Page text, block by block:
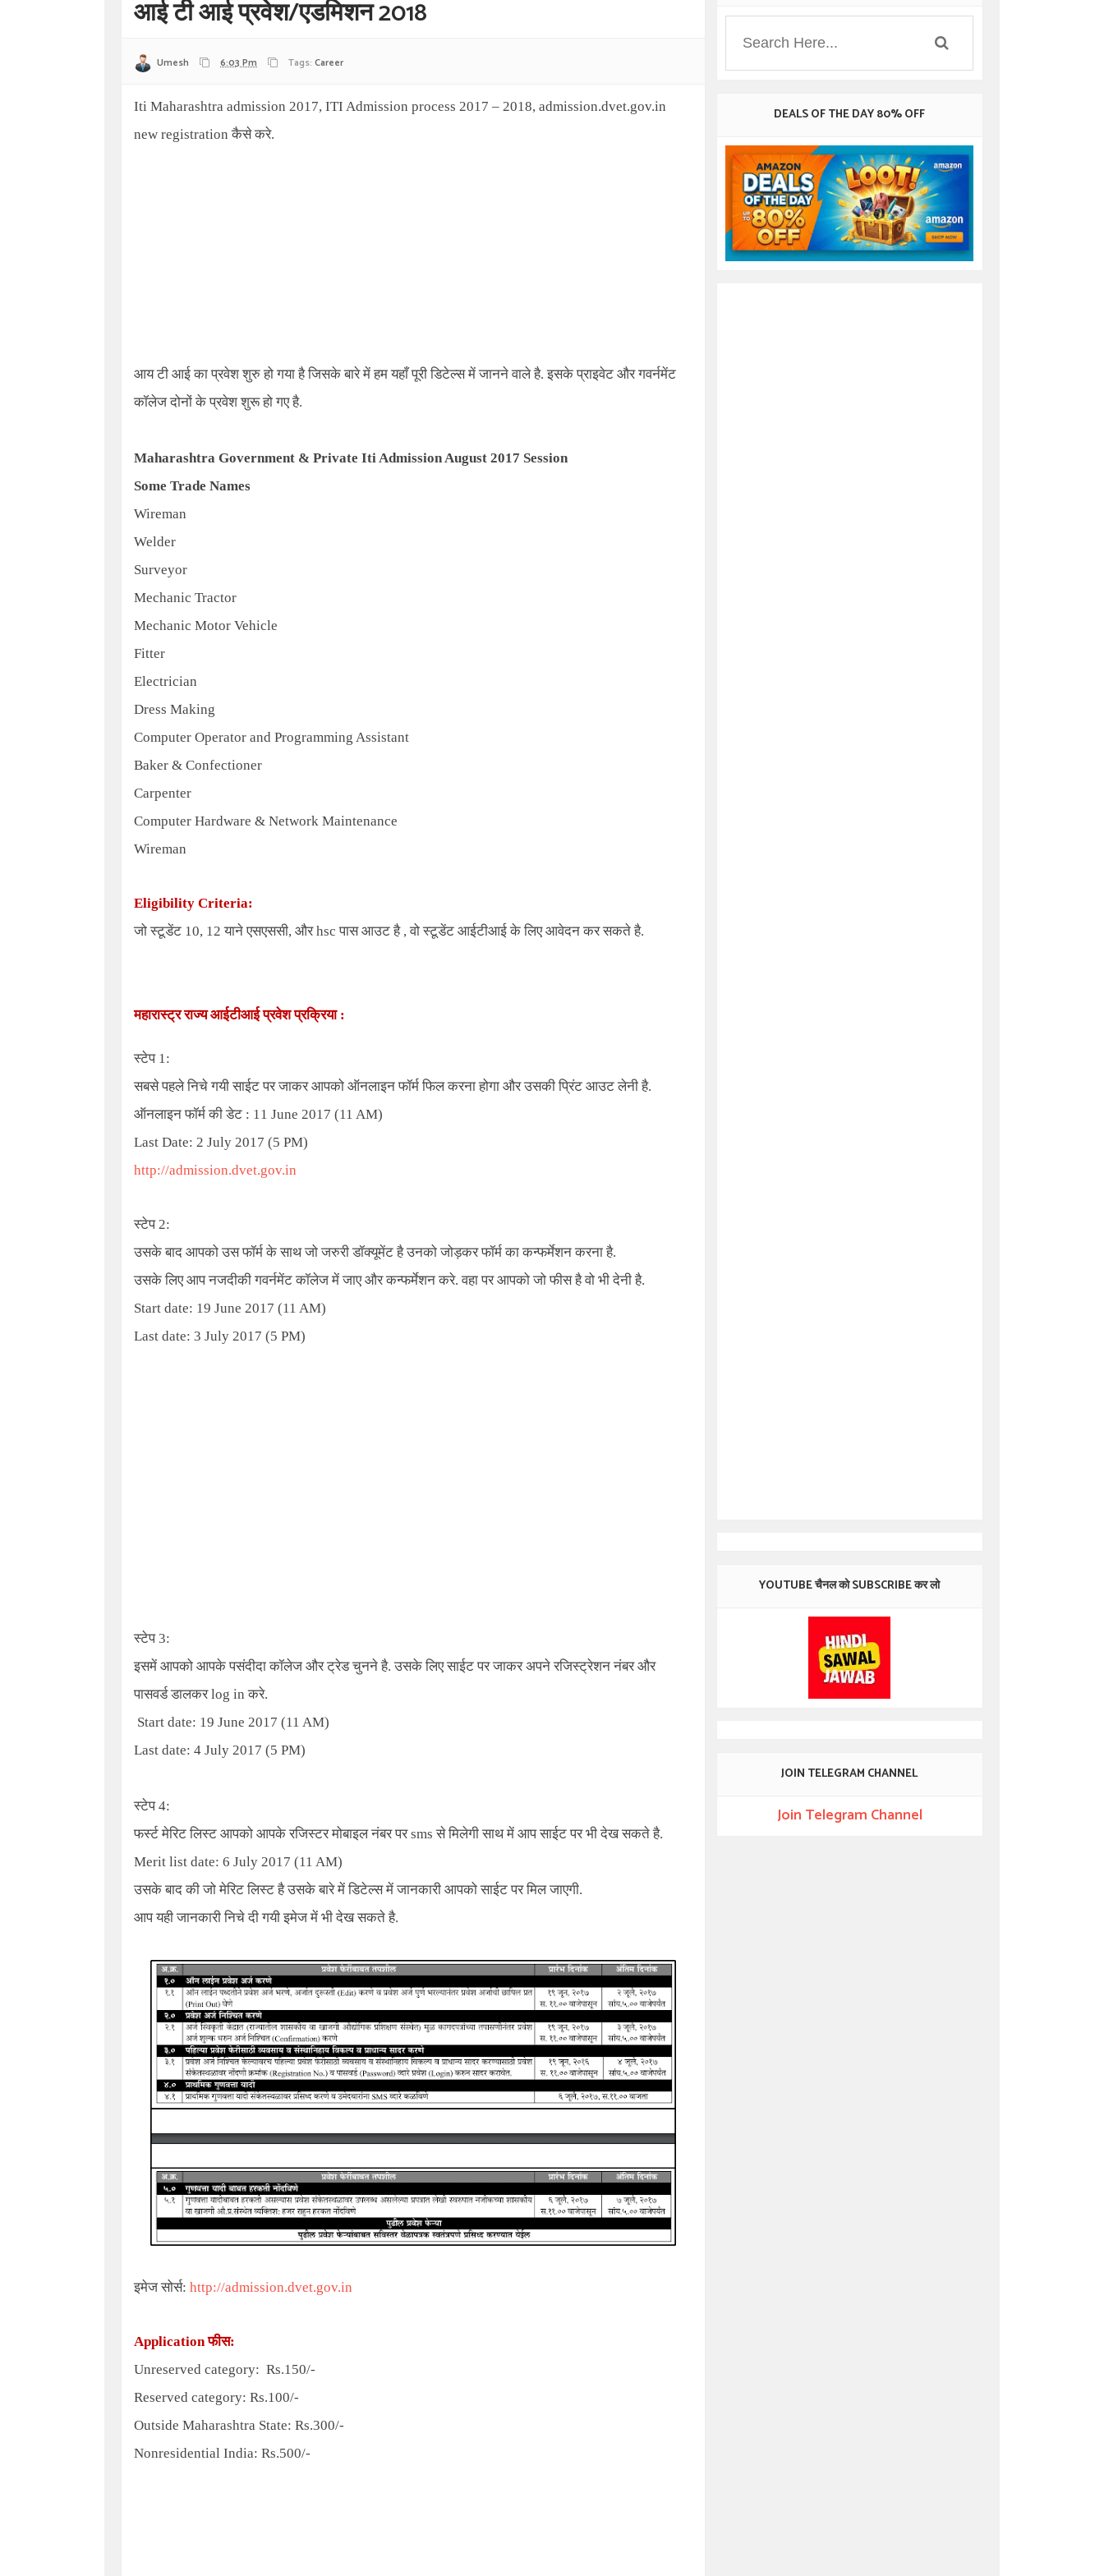
आई टी आई प्रवेश/एडमिशन 2018
Umesh 6:03 Pm Tags: Career
Iti Maharashtra admission 2017, ITI Admission process 2017 – 2018, admission.dvet.gov.in
new registrationकैसे करे.
आय टी आई का प्रवेश शुरु हो गया है जिसके बारे में हम यहाँ पूरी डिटेल्स में जानने वाले है. इसके प्राइवेट और गवर्नमेंट
कॉलेज दोनों के प्रवेश शुरू हो गए है.
Maharashtra Government & Private Iti Admission August 2017 Session
Some Trade Names
Wireman
Welder
Surveyor
Mechanic Tractor
Mechanic Motor Vehicle
Fitter
Electrician
Dress Making
Computer Operator and Programming Assistant
Baker & Confectioner
Carpenter
Computer Hardware & Network Maintenance
Wireman
Eligibility Criteria:
जो स्टूडेंट 10, 12 याने एसएससी, और hsc पास आउट है , वो स्टूडेंट आईटीआई के लिए आवेदन कर सकते है.
महारास्ट्र राज्य आईटीआई प्रवेश प्रक्रिया :
स्टेप 1:
सबसे पहले निचे गयी साईट पर जाकर आपको ऑनलाइन फॉर्म फिल करना होगा और उसकी प्रिंट आउट लेनी है.
ऑनलाइन फॉर्म की डेट : 11 June 2017 (11 AM)
Last Date: 2 July 2017 (5 PM)
http://admission.dvet.gov.in
स्टेप 2:
उसके बाद आपको उस फॉर्म के साथ जो जरुरी डॉक्यूमेंट है उनको जोड़कर फॉर्म का कन्फर्मेशन करना है.
उसके लिए आप नजदीकी गवर्नमेंट कॉलेज में जाए और कन्फर्मेशन करे. वहा पर आपको जो फीस है वो भी देनी है.
Start date: 19 June 2017 (11 AM)
Last date: 3 July 2017 (5 PM)
स्टेप 3:
इसमें आपको आपके पसंदीदा कॉलेज और ट्रेड चुनने है. उसके लिए साईट पर जाकर अपने रजिस्ट्रेशन नंबर और
पासवर्ड डालकर log in करे.
Start date: 19 June 2017 (11 AM)
Last date: 4 July 2017 (5 PM)
स्टेप 4:
फर्स्ट मेरिट लिस्ट आपको आपके रजिस्टर मोबाइल नंबर पर sms से मिलेगी साथ में आप साईट पर भी देख सकते है.
Merit list date: 6 July 2017 (11 AM)
उसके बाद की जो मेरिट लिस्ट है उसके बारे में डिटेल्स में जानकारी आपको साईट पर मिल जाएगी.
आप यही जानकारी निचे दी गयी इमेज में भी देख सकते है.
इमेज सोर्स: http://admission.dvet.gov.in
Applicationफीस:
Unreserved category: Rs.150/-
Reserved category: Rs.100/-
Outside Maharashtra State: Rs.300/-
Nonresidential India: Rs.500/-
DEALS OF THE DAY 80% OFF
YOUTUBE चैनल को SUBSCRIBE कर लो
JOIN TELEGRAM CHANNEL
Join Telegram Channel